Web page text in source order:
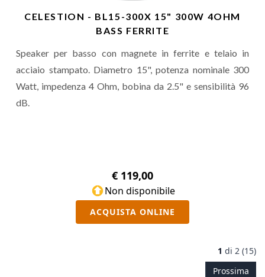
CELESTION - BL15-300X 15" 300W 4OHM
BASS FERRITE
Speaker per basso con magnete in ferrite e telaio in
acciaio stampato. Diametro 15", potenza nominale 300
Watt, impedenza 4 Ohm, bobina da 2.5" e sensibilità 96
dB.
€ 119,00
Non disponibile
ACQUISTA ONLINE
1 di 2 (15)
Prossima